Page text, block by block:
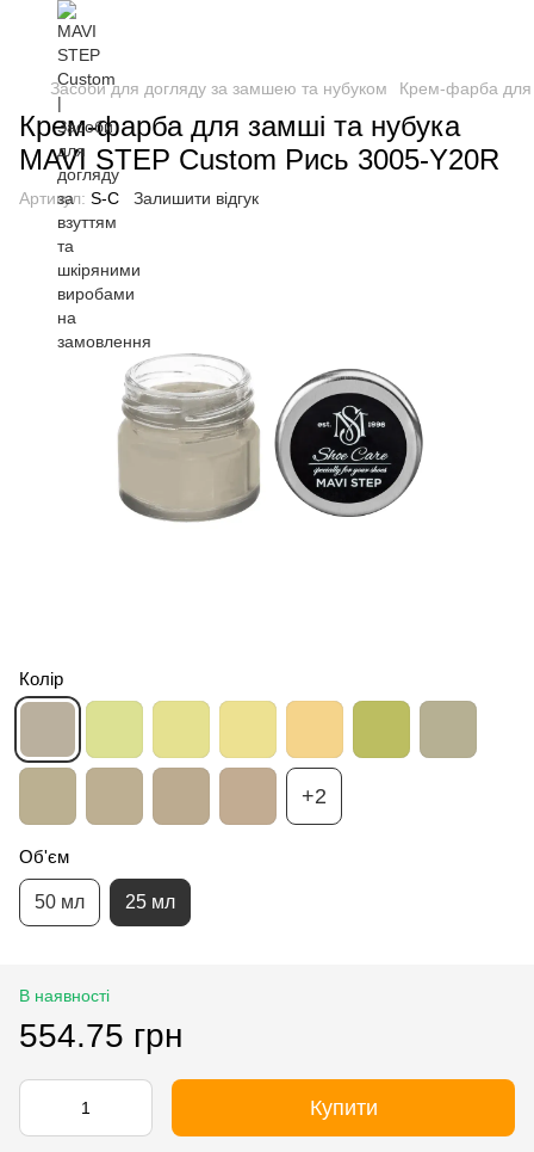
Засоби для догляду за замшею та нубуком Крем-фарба для
Крем-фарба для замші та нубука
MAVI STEP Custom Рись 3005-Y20R
Артикул: S-C Залишити відгук
Колір
+2
Об'єм
50 мл 25 мл
В наявності
554.75 грн
Купити